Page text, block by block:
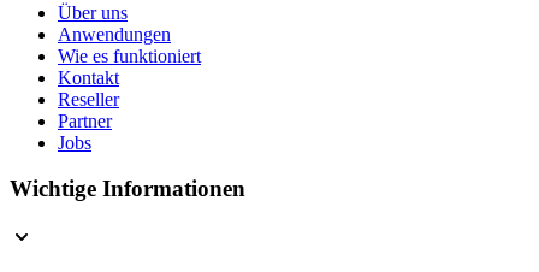
Über uns
Anwendungen
Wie es funktioniert
Kontakt
Reseller
Partner
Jobs
Wichtige Informationen